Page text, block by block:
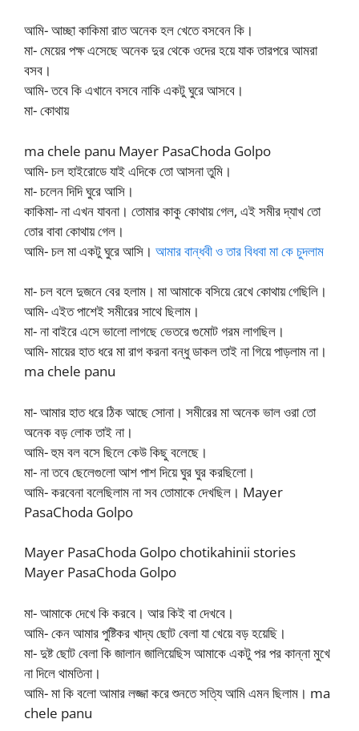
আমি- আচ্ছা কাকিমা রাত অনেক হল খেতে বসবেন কি।
মা- মেয়ের পক্ষ এসেছে অনেক দুর থেকে ওদের হয়ে যাক তারপরে আমরা
বসব।
আমি- তবে কি এখানে বসবে নাকি একটু ঘুরে আসবে।
মা- কোথায়
ma chele panu Mayer PasaChoda Golpo
আমি- চল হাইরোডে যাই এদিকে তো আসনা তুমি।
মা- চলেন দিদি ঘুরে আসি।
কাকিমা- না এখন যাবনা। তোমার কাকু কোথায় গেল, এই সমীর দ্যাখ তো
তোর বাবা কোথায় গেল।
আমি- চল মা একটু ঘুরে আসি। আমার বান্ধবী ও তার বিধবা মা কে চুদলাম
মা- চল বলে দুজনে বের হলাম। মা আমাকে বসিয়ে রেখে কোথায় গেছিলি।
আমি- এইত পাশেই সমীরের সাথে ছিলাম।
মা- না বাইরে এসে ভালো লাগছে ভেতরে গুমোট গরম লাগছিল।
আমি- মায়ের হাত ধরে মা রাগ করনা বন্ধু ডাকল তাই না গিয়ে পাড়লাম না।
ma chele panu
মা- আমার হাত ধরে ঠিক আছে সোনা। সমীরের মা অনেক ভাল ওরা তো
অনেক বড় লোক তাই না।
আমি- হুম বল বসে ছিলে কেউ কিছু বলেছে।
মা- না তবে ছেলেগুলো আশ পাশ দিয়ে ঘুর ঘুর করছিলো।
আমি- করবেনা বলেছিলাম না সব তোমাকে দেখছিল। Mayer
PasaChoda Golpo
Mayer PasaChoda Golpo chotikahinii stories
Mayer PasaChoda Golpo
মা- আমাকে দেখে কি করবে। আর কিই বা দেখবে।
আমি- কেন আমার পুষ্টিকর খাদ্য ছোট বেলা যা খেয়ে বড় হয়েছি।
মা- দুষ্ট ছোট বেলা কি জালান জালিয়েছিস আমাকে একটু পর পর কান্না মুখে
না দিলে থামতিনা।
আমি- মা কি বলো আমার লজ্জা করে শুনতে সত্যি আমি এমন ছিলাম। ma
chele panu